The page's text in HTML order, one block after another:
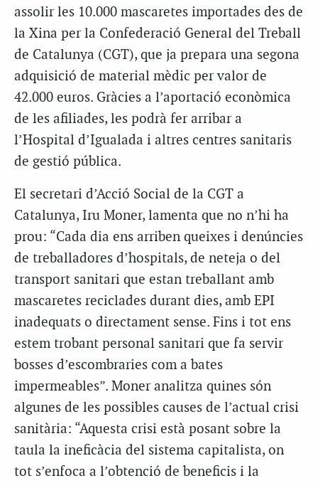
assolir les 10.000 mascaretes importades des de
la Xina per la Confederació General del Treball
de Catalunya (CGT), que ja prepara una segona
adquisició de material mèdic per valor de
42.000 euros. Gràcies a l’aportació econòmica
de les afiliades, les podrà fer arribar a
l’Hospital d’Igualada i altres centres sanitaris
de gestió pública.
El secretari d’Acció Social de la CGT a
Catalunya, Iru Moner, lamenta que no n’hi ha
prou: “Cada dia ens arriben queixes i denúncies
de treballadores d’hospitals, de neteja o del
transport sanitari que estan treballant amb
mascaretes reciclades durant dies, amb EPI
inadequats o directament sense. Fins i tot ens
estem trobant personal sanitari que fa servir
bosses d’escombraries com a bates
impermeables”. Moner analitza quines són
algunes de les possibles causes de l’actual crisi
sanitària: “Aquesta crisi està posant sobre la
taula la ineficàcia del sistema capitalista, on
tot s’enfoca a l’obtenció de beneficis i la